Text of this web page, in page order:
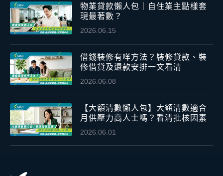
物業貸款懶人包｜自住業主點樣套
現最著數？
2026.06.15
借錢裝修有咩方法？裝修貸款、裝
修借貸及還款安排一文看清
2026.06.08
【大額清數懶人包】大額清數適合
月供壓力高人士嗎？看清批核因素
2026.06.01